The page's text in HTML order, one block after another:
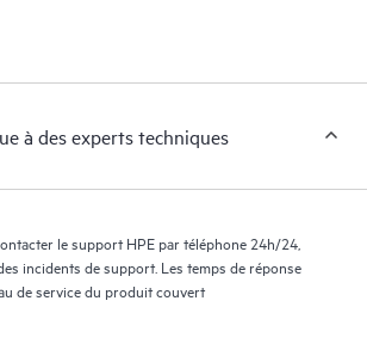
couverts par le service HPE Tech Care. Les
installés dans leur environnement et en
service permettent aux Clients
HPE qui favoriseront l’excellence
des performances de la
à des experts techniques
le support HPE par téléphone 24h/24,
incidents de support. Les temps de réponse
de service du produit couvert